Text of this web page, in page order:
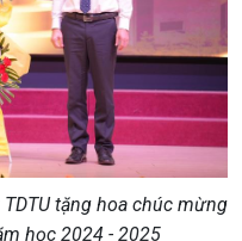
tặng hoa chúc mừng
học 2024 - 2025